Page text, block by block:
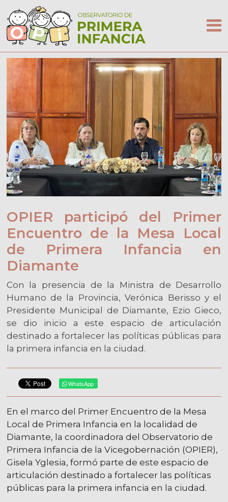
OPIER participó del Primer
Encuentro de la Mesa Local
de Primera Infancia en
Diamante
Con la presencia de la Ministra de Desarrollo
Humano de la Provincia, Verónica Berisso y el
Presidente Municipal de Diamante, Ezio Gieco,
se dio inicio a este espacio de articulación
destinado a fortalecer las políticas públicas para
la primera infancia en la ciudad.
WhatsApp
En el marco del Primer Encuentro de la Mesa
Local de Primera Infancia en la localidad de
Diamante, la coordinadora del Observatorio de
Primera Infancia de la Vicegobernación (OPIER),
Gisela Yglesia, formó parte de este espacio de
articulación destinado a fortalecer las políticas
públicas para la primera infancia en la ciudad.